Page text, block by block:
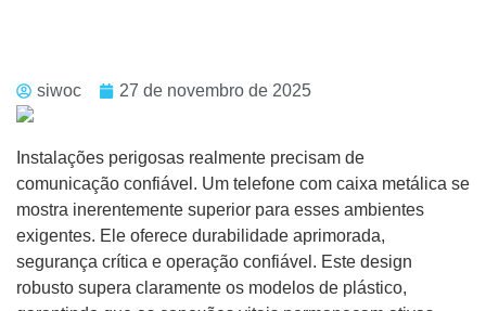
siwoc 27 de novembro de 2025
Instalações perigosas realmente precisam de
comunicação confiável. Um telefone com caixa metálica se
mostra inerentemente superior para esses ambientes
exigentes. Ele oferece durabilidade aprimorada,
segurança crítica e operação confiável. Este design
robusto supera claramente os modelos de plástico,